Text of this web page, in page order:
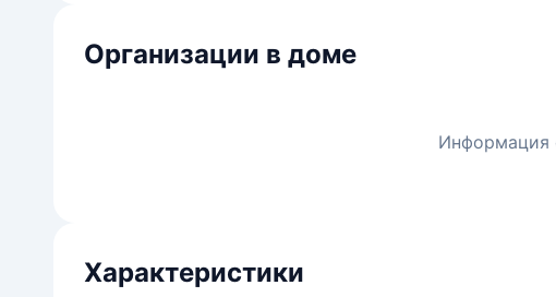
Организации в доме
Информация
Характеристики